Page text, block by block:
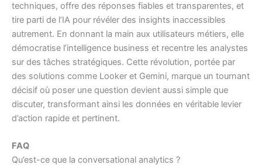
techniques, offre des réponses fiables et transparentes, et
tire parti de l’IA pour révéler des insights inaccessibles
autrement. En donnant la main aux utilisateurs métiers, elle
démocratise l’intelligence business et recentre les analystes
sur des tâches stratégiques. Cette révolution, portée par
des solutions comme Looker et Gemini, marque un tournant
décisif où poser une question devient aussi simple que
discuter, transformant ainsi les données en véritable levier
d’action rapide et pertinent.
FAQ
Qu’est-ce que la conversational analytics ?